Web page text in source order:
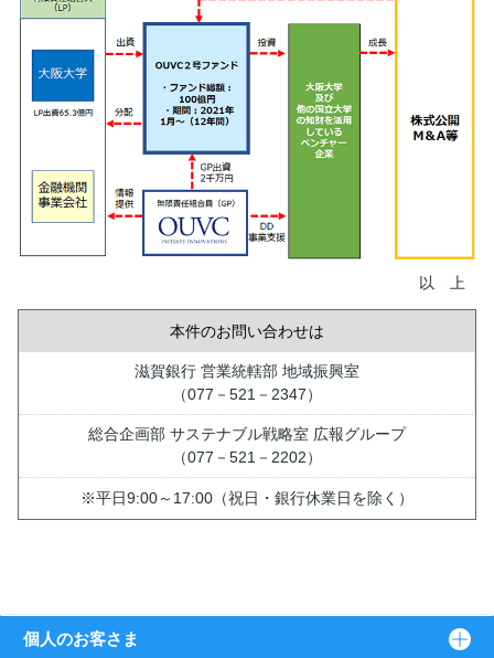
以 上
本件のお問い合わせは
滋賀銀行 営業統轄部 地域振興室
（077－521－2347）
総合企画部 サステナブル戦略室 広報グループ
（077－521－2202）
※平日9:00～17:00（祝日・銀行休業日を除く）
個人のお客さま